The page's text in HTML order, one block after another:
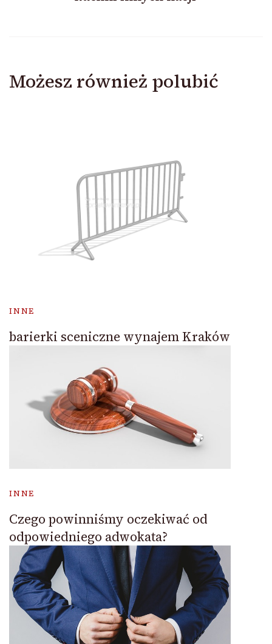
Możesz również polubić
INNE
barierki sceniczne wynajem Kraków
INNE
Czego powinniśmy oczekiwać od
odpowiedniego adwokata?